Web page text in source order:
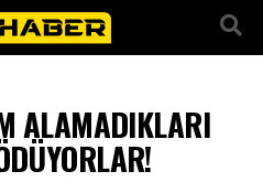
ALAMADIKLARI